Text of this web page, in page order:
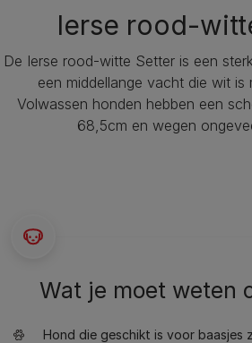
Ierse rood-
De Ierse rood-witte Setter is een
een middellange vacht die wit is
Volwassen honden hebben een
68,5cm en wegen
Wat je moet weten
Hond die geschikt is voor baasjes